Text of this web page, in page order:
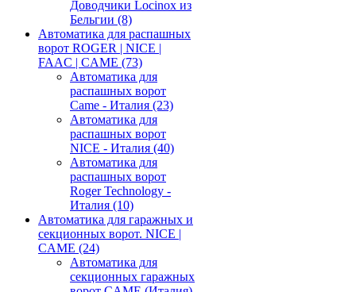
Доводчики Locinox из
Бельгии (8)
Автоматика для распашных
ворот ROGER | NICE |
FAAC | CAME (73)
Автоматика для
распашных ворот
Came - Италия (23)
Автоматика для
распашных ворот
NICE - Италия (40)
Автоматика для
распашных ворот
Roger Technology -
Италия (10)
Автоматика для гаражных и
секционных ворот. NICE |
CAME (24)
Автоматика для
секционных гаражных